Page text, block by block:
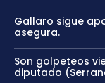
Gallaro sigue
asegura.
Son golpeteos
diputado